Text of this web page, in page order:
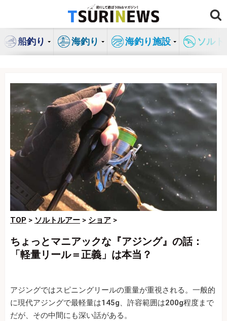
ン
船釣り 海釣り 海釣り施設 ソル
TOP > ソルトルアー > ショア >
ちょっとマニアックな『アジング』の話：
「軽量リール＝正義」は本当？
アジングではスピニングリールの重量が重視される。一般的
に現代アジングで最軽量は145g、許容範囲は200g程度まで
だが、その中間にも深い話がある。